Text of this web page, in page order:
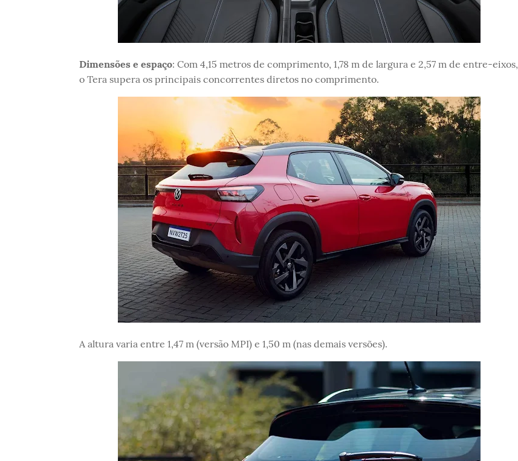
Dimensões e espaço: Com 4,15 metros de comprimento, 1,78 m de largura e 2,57 m de entre-eixos,
o Tera supera os principais concorrentes diretos no comprimento.
A altura varia entre 1,47 m (versão MPI) e 1,50 m (nas demais versões).